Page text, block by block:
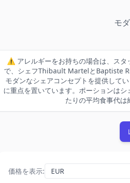
モ
⚠️ アレルギーをお持ちの場合は、スタ
で、シェフThibault MartelとBaptiste
モダンなシェアコンセプトを提供して
に重点を置いています。ポーションは
たりの平均食事代は
価格を表示: